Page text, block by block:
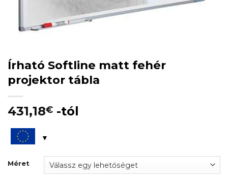
Írható Softline matt fehér
projektor tábla
431,18€ -tól
Méret